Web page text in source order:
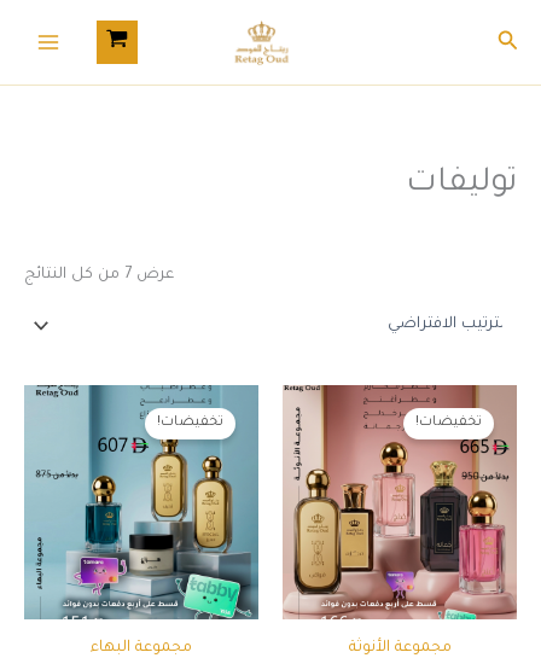
البحث
توليفات
عرض ⁦7⁩ من كل النتائج
تخفيضات!
مجموعة الأنوثة
السعر
الأصلي
هو:
950,00 د.إ.
السعر
الحالي
665,00 د.إ.
تخفيضات!
مجموعة البهاء
السعر
الأصلي
هو:
875,00 د.إ.
السعر